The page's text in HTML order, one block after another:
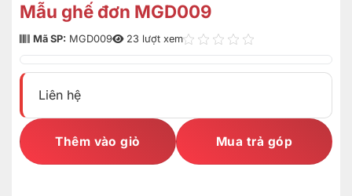
Mẫu ghế đơn MGD009
Mã SP: MGD009 23 lượt xem
Liên hệ
Thêm vào giỏ Mua trả góp